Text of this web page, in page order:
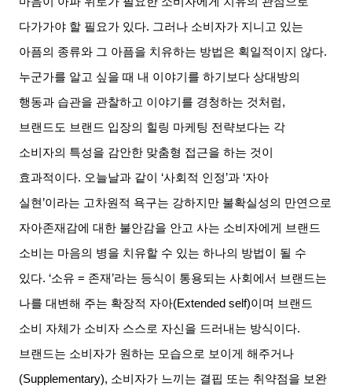
다가가야 할 필요가 있다. 그러나 소비자가 지니고 있는
아픔의 종류와 그 아픔을 치유하는 방법은 획일적이지 않다.
누군가를 알고 싶을 때 내 이야기를 하기보다 상대방의
행동과 습관을 관찰하고 이야기를 경청하는 것처럼,
브랜드도 브랜드 입장의 힐링 마케팅 전략보다는 각
소비자의 특성을 감안한 맞춤형 접근을 하는 것이
효과적이다. 오늘날과 같이 ‘사회적 인정’과 ‘자아
실현’이라는 고차원적 욕구는 강하지만 불확실성의 만연으로
자아존재감에 대한 불안감을 안고 사는 소비자에게 브랜드
소비는 마음의 병을 치유할 수 있는 하나의 방법이 될 수
있다. ‘소유 = 존재’라는 등식이 통용되는 사회에서 브랜드는
나를 대변해 주는 확장적 자아(Extended self)이며 브랜드
소비 자체가 소비자 스스로 자신을 드러내는 방식이다.
브랜드는 소비자가 원하는 모습으로 보이게 해주거나
(Supplementary), 소비자가 느끼는 결핍 또는 취약점을 보완